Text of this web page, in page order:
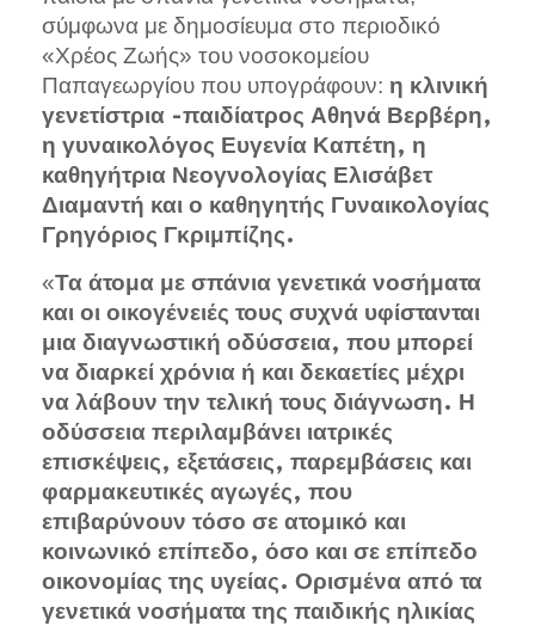
σύμφωνα με δημοσίευμα στο περιοδικό
«Χρέος Ζωής» του νοσοκομείου
Παπαγεωργίου που υπογράφουν: η κλινική
γενετίστρια -παιδίατρος Αθηνά Βερβέρη,
η γυναικολόγος Ευγενία Καπέτη, η
καθηγήτρια Νεογνολογίας Ελισάβετ
Διαμαντή και ο καθηγητής Γυναικολογίας
Γρηγόριος Γκριμπίζης.
«Τα άτομα με σπάνια γενετικά νοσήματα
και οι οικογένειές τους συχνά υφίστανται
μια διαγνωστική οδύσσεια, που μπορεί
να διαρκεί χρόνια ή και δεκαετίες μέχρι
να λάβουν την τελική τους διάγνωση. Η
οδύσσεια περιλαμβάνει ιατρικές
επισκέψεις, εξετάσεις, παρεμβάσεις και
φαρμακευτικές αγωγές, που
επιβαρύνουν τόσο σε ατομικό και
κοινωνικό επίπεδο, όσο και σε επίπεδο
οικονομίας της υγείας. Ορισμένα από τα
γενετικά νοσήματα της παιδικής ηλικίας